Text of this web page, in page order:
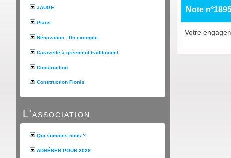
JAUGE
Plans
Rénovation - Un exemple
Caravelle à gréement traditionnel
Construction
Construction Florès
L'association
Qui sommes nous ?
ADHÉRER POUR 2026
Note n°1895
Votre